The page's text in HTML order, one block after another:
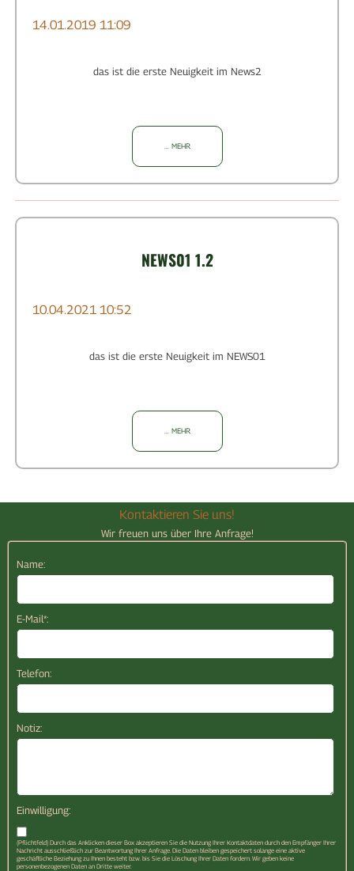
14.01.2019 11:09
das ist die erste Neuigkeit im News2
... MEHR
NEWS01 1.2
10.04.2021 10:52
das ist die erste Neuigkeit im NEWS01
... MEHR
Kontaktieren Sie uns!
Wir freuen uns über Ihre Anfrage!
Name:
E-Mail*:
Telefon:
Notiz:
Einwilligung:
(Pflichtfeld) Durch das Anklicken dieser Box akzeptieren Sie die Nutzung Ihrer Kontaktdaten durch den Empfänger Ihrer
Nachricht ausschließlich zur Beantwortung Ihrer Anfrage. Die Daten bleiben gespeichert solange eine aktive
geschäftliche Beziehung zu Ihnen besteht bzw. bis Sie die Löschung Ihrer Daten fordern. Wir geben keine
personenbezogenen Daten an Dritte weiter.